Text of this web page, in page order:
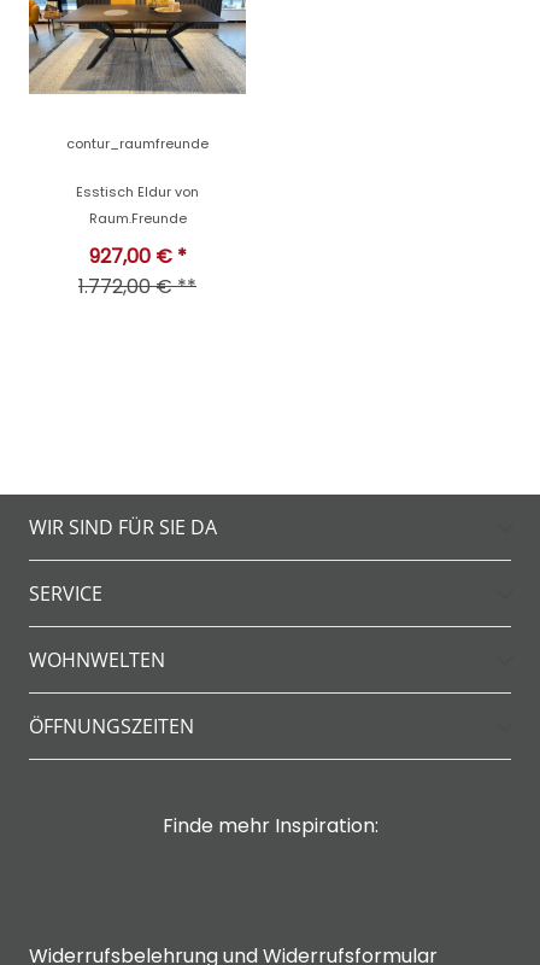
contur_raumfreunde
Esstisch Eldur von
Raum.Freunde
927,00 € *
1.772,00 € **
WIR SIND FÜR SIE DA
SERVICE
WOHNWELTEN
ÖFFNUNGSZEITEN
Finde mehr Inspiration:
Widerrufsbelehrung und Widerrufsformular